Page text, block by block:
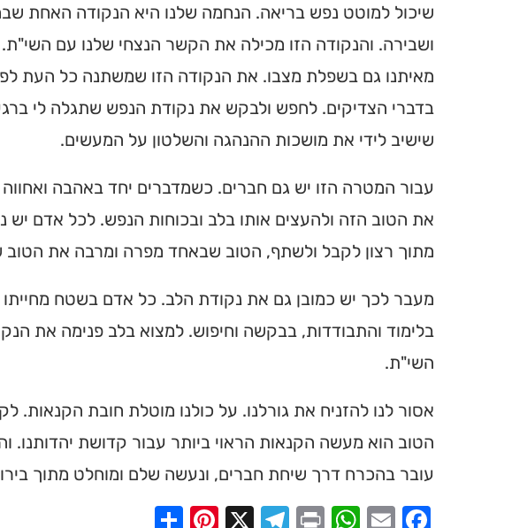
שיכול למוטט נפש בריאה. הנחמה שלנו היא הנקודה האחת
ושבירה. והנקודה הזו מכילה את הקשר הנצחי שלנו עם
מאיתנו גם בשפלת מצבו. את הנקודה הזו שמשתנה כל העת
בדברי הצדיקים. לחפש ולבקש את נקודת הנפש שתגלה לי
שישיב לידי את מושכות ההנהגה והשלטון על המעשים.
עבור המטרה הזו יש גם חברים. כשמדברים יחד באהבה
את הטוב הזה ולהעצים אותו בלב ובכוחות הנפש. לכל אדם יש
מתוך רצון לקבל ולשתף, הטוב שבאחד מפרה ומרבה את הטוב
מעבר לכך יש כמובן גם את נקודת הלב. כל אדם בשטח מחייתו
בלימוד והתבודדות, בבקשה וחיפוש. למצוא בלב פנימה את
השי"ת.
אסור לנו להזניח את גורלנו. על כולנו מוטלת חובת הקנאות.
הטוב הוא מעשה הקנאות הראוי ביותר עבור קדושת יהדותנו.
עובר בהכרח דרך שיחת חברים, ונעשה שלם ומוחלט מתוך
Facebook
Email
WhatsApp
Print
Telegram
Pinterest